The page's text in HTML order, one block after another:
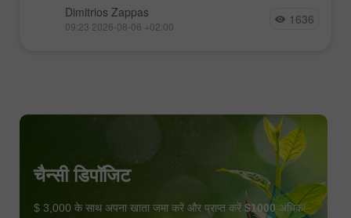
Dimitrios Zappas
09:23 2026-08-06 +02:00 1636
चैन्सी डिपॉजिट
$ 3,000 के साथ अपना खाता जमा करें और प्राप्त करें $1000 अधिक!